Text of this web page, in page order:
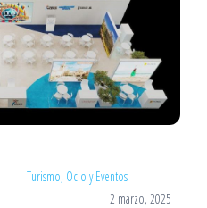
Turismo, Ocio y Eventos
2 marzo, 2025